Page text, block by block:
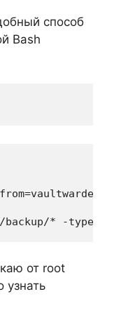
способ
Bash
-
* -type f -
от root
узнать